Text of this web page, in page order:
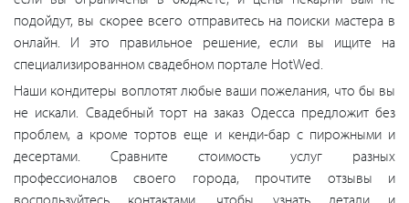
подойдут, вы скорее всего отправитесь на поиски мастера в
онлайн. И это правильное решение, если вы ищите на
специализированном свадебном портале HotWed.
Наши кондитеры воплотят любые ваши пожелания, что бы вы
не искали. Свадебный торт на заказ Одесса предложит без
проблем, а кроме тортов еще и кенди-бар с пирожными и
десертами. Сравните стоимость услуг разных
профессионалов своего города, прочтите отзывы и
воспользуйтесь контактами, чтобы узнать детали и